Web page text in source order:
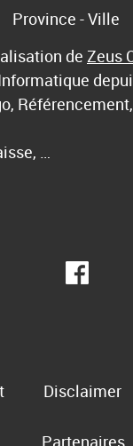
Province - Ville
de Zeus
…
Disclaimer